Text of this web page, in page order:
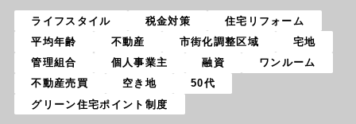
ライフスタイル 税金対策
住宅リフォーム
平均年齢
不動産 市街化調整区域
宅地
管理組合
個人事業主 融資
ワンルーム
不動産売買
空き地
50代
グリーン住宅ポイント制度